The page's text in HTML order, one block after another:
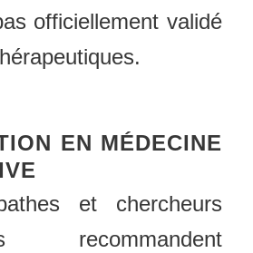
officiellement validé
EN MÉDECINE
et chercheurs
recommandent